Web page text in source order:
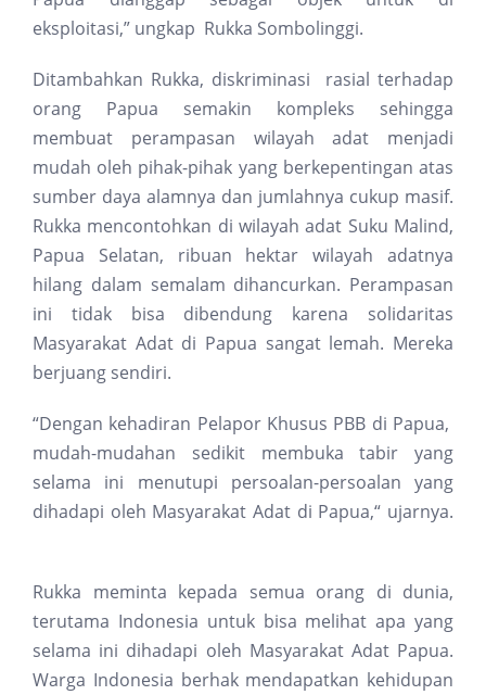
eksploitasi,” ungkap Rukka Sombolinggi.
Ditambahkan Rukka, diskriminasi rasial terhadap
orang Papua semakin kompleks sehingga
membuat perampasan wilayah adat menjadi
mudah oleh pihak-pihak yang berkepentingan atas
sumber daya alamnya dan jumlahnya cukup masif.
Rukka mencontohkan di wilayah adat Suku Malind,
Papua Selatan, ribuan hektar wilayah adatnya
hilang dalam semalam dihancurkan. Perampasan
ini tidak bisa dibendung karena solidaritas
Masyarakat Adat di Papua sangat lemah. Mereka
berjuang sendiri.
“Dengan kehadiran Pelapor Khusus PBB di Papua,
mudah-mudahan sedikit membuka tabir yang
selama ini menutupi persoalan-persoalan yang
dihadapi oleh Masyarakat Adat di Papua,“ ujarnya.
Rukka meminta kepada semua orang di dunia,
terutama Indonesia untuk bisa melihat apa yang
selama ini dihadapi oleh Masyarakat Adat Papua.
Warga Indonesia berhak mendapatkan kehidupan